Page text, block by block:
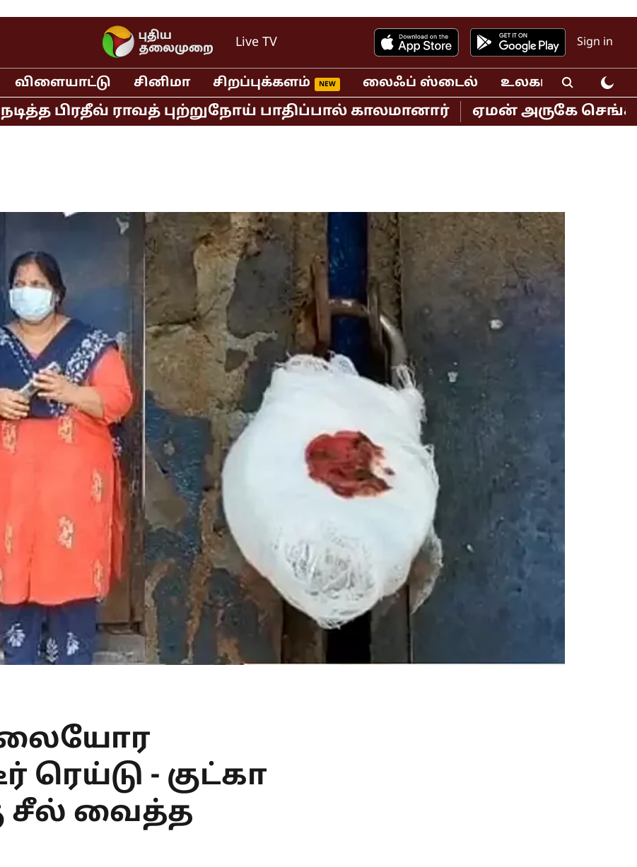
Live TV Sign in
விளையாட்டு சினிமா சிறப்புக்களம் லைஃப் ஸ்டைல் உலகம்
ராவத் புற்றுநோய் பாதிப்பால் காலமானார் ஏமன் அருகே செங்கடல்
ரெய்டு - குட்கா
சீல் வைத்த